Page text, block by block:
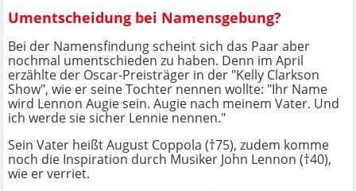
Umentscheidung bei Namensgebung?
Bei der Namensfindung scheint sich das Paar aber
nochmal umentschieden zu haben. Denn im April
erzählte der Oscar-Preisträger in der "Kelly Clarkson
Show", wie er seine Tochter nennen wollte: "Ihr Name
wird Lennon Augie sein. Augie nach meinem Vater. Und
ich werde sie sicher Lennie nennen."
Sein Vater heißt August Coppola (†75), zudem komme
noch die Inspiration durch Musiker John Lennon (†40),
wie er verriet.